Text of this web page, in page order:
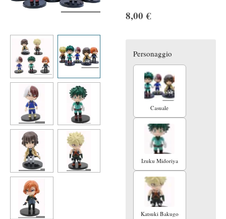
8,00 €
Personaggio
Casuale
Izuku Midoriya
Katsuki Bakugo